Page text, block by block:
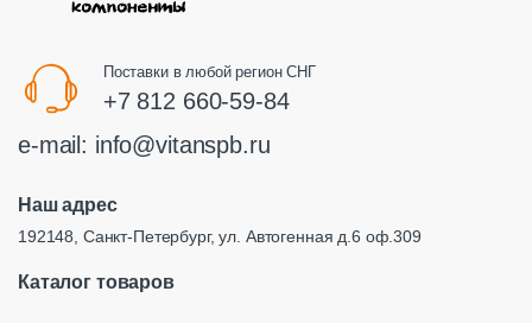
Поставки в любой регион СНГ
+7 812 660-59-84
e-mail: info@vitanspb.ru
Наш адрес
192148, Санкт-Петербург, ул. Автогенная д.6 оф.309
Каталог товаров